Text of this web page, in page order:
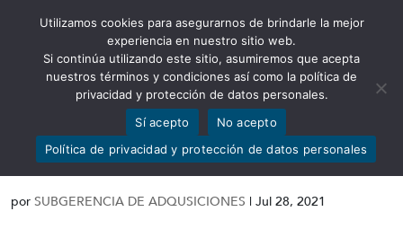
Abrir barra de herramientas
Documentos de la etapa
preparatoria y precontractual
por SUBGERENCIA DE ADQUSICIONES | Jul 28, 2021
Utilizamos cookies para asegurarnos de brindarle la mejor
experiencia en nuestro sitio web.
Si continúa utilizando este sitio, asumiremos que acepta
nuestros términos y condiciones así como la política de
privacidad y protección de datos personales.
Sí acepto
No acepto
Política de privacidad y protección de datos personales